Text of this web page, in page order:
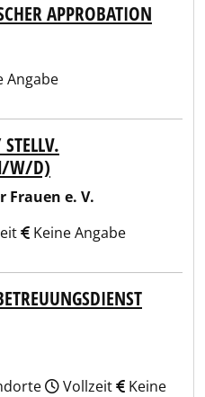
APPROBATION
Angabe
W/D)
Frauen e. V.
Keine Angabe
Vollzeit
Keine